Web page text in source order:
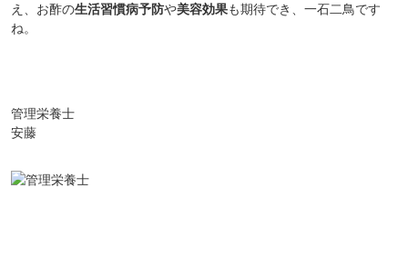
え、お酢の生活習慣病予防や美容効果も期待でき、一石二鳥です
ね。
管理栄養士
安藤